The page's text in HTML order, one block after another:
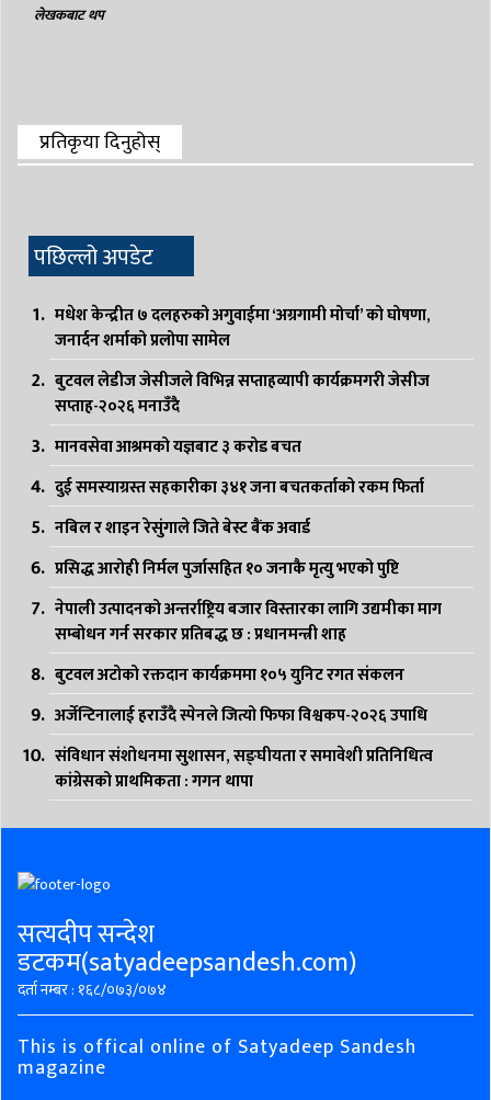
लेखकबाट थप
प्रतिकृया दिनुहोस्
पछिल्लो अपडेट
मधेश केन्द्रीत ७ दलहरुको अगुवाईमा ‘अग्रगामी मोर्चा’ को घोषणा,
जनार्दन शर्माको प्रलोपा सामेल
बुटवल लेडीज जेसीजले विभिन्न सप्ताहव्यापी कार्यक्रमगरी जेसीज
सप्ताह-२०२६ मनाउँदै
मानवसेवा आश्रमको यज्ञबाट ३ करोड बचत
दुई समस्याग्रस्त सहकारीका ३४१ जना बचतकर्ताको रकम फिर्ता
नबिल र शाइन रेसुंगाले जिते बेस्ट बैंक अवार्ड
प्रसिद्ध आरोही निर्मल पुर्जासहित १० जनाकै मृत्यु भएको पुष्टि
नेपाली उत्पादनको अन्तर्राष्ट्रिय बजार विस्तारका लागि उद्यमीका माग
सम्बोधन गर्न सरकार प्रतिबद्ध छ : प्रधानमन्त्री शाह
बुटवल अटोको रक्तदान कार्यक्रममा १०५ युनिट रगत संकलन
अर्जेन्टिनालाई हराउँदै स्पेनले जित्यो फिफा विश्वकप-२०२६ उपाधि
संविधान संशोधनमा सुशासन, सङ्घीयता र समावेशी प्रतिनिधित्व
कांग्रेसको प्राथमिकता : गगन थापा
सत्यदीप सन्देश
डटकम(satyadeepsandesh.com)
दर्ता नम्बर : १६८/०७३/०७४
This is offical online of Satyadeep Sandesh
magazine